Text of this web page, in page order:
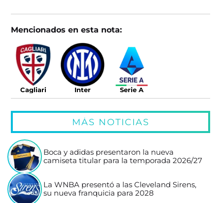
Mencionados en esta nota:
Cagliari Inter Serie A
MÁS NOTICIAS
Boca y adidas presentaron la nueva
camiseta titular para la temporada 2026/27
La WNBA presentó a las Cleveland Sirens,
su nueva franquicia para 2028